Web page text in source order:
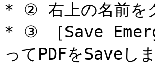
* ② 右上の名前を
* ③ ［Save
ってPDFをSaveしま